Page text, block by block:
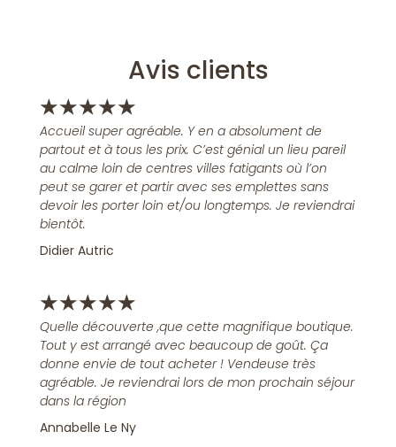
Avis clients
★★★★★
Accueil super agréable. Y en a absolument de
partout et à tous les prix. C’est génial un lieu pareil
au calme loin de centres villes fatigants où l’on
peut se garer et partir avec ses emplettes sans
devoir les porter loin et/ou longtemps. Je reviendrai
bientôt.
Didier Autric
★★★★★
Quelle découverte ,que cette magnifique boutique.
Tout y est arrangé avec beaucoup de goût. Ça
donne envie de tout acheter ! Vendeuse très
agréable. Je reviendrai lors de mon prochain séjour
dans la région
Annabelle Le Ny